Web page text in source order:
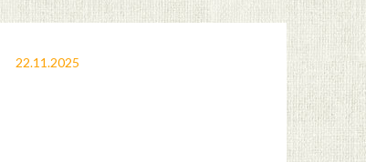
22.11.2025 12.11.2025